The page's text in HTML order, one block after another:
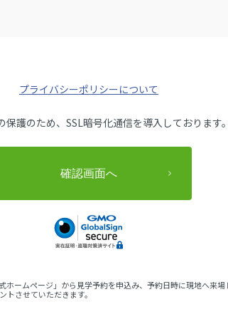
プライバシーポリシーについて
保護のため、SSL暗号化通信を導入しております。
ームページ」から見学予約を申込み、予約日時に現地へ来
させていただきます。